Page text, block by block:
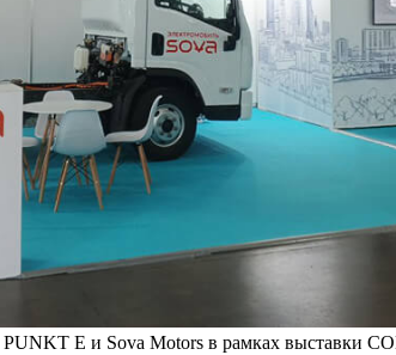
E и Sova Motors в рамках выставки